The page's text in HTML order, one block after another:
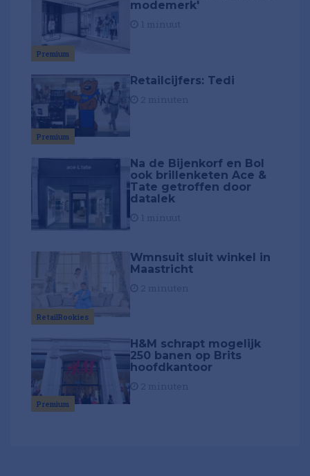
Premium
modemerk'
Premium
Retailcijfers: Tedi
Na de Bijenkorf en Bol
ook brillenketen Ace &
Tate getroffen door
datalek
RetailRookies
Wmnsuit sluit winkel in
Maastricht
Premium
H&M schrapt mogelijk
250 banen op Brits
hoofdkantoor